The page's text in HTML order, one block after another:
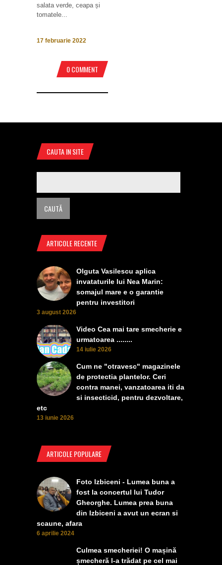
salata verde, ceapa și
tomatele...
17 februarie 2022
0 COMMENT
CAUTA IN SITE
ARTICOLE RECENTE
Olguta Vasilescu aplica
invataturile lui Nea Marin:
somajul mare e o garantie
pentru investitori
3 august 2026
Video Cea mai tare smecherie e
urmatoarea ........
14 iulie 2026
Cum ne "otravesc" magazinele
de protectia plantelor. Ceri
contra manei, vanzatoarea iti da
si insecticid, pentru dezvoltare,
etc
13 iunie 2026
ARTICOLE POPULARE
Foto Izbiceni - Lumea buna a
fost la concertul lui Tudor
Gheorghe. Lumea prea buna
din Izbiceni a avut un ecran si
scaune, afara
6 aprilie 2024
Culmea smecheriei! O mașină
șmecheră l-a trădat pe cel mai